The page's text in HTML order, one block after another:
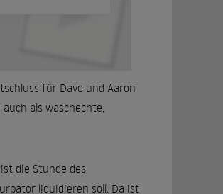
für Dave und Aaron
als waschechte,
die Stunde des
liquidieren soll. Da ist